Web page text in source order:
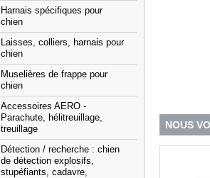
Harnais spécifiques pour
chien
Laisses, colliers, harnais pour
chien
Muselières de frappe pour
chien
Accessoires AERO -
Parachute, hélitreuillage,
treuillage
Détection / recherche : chien
de détection explosifs,
stupéfiants, cadavre,
NOUS